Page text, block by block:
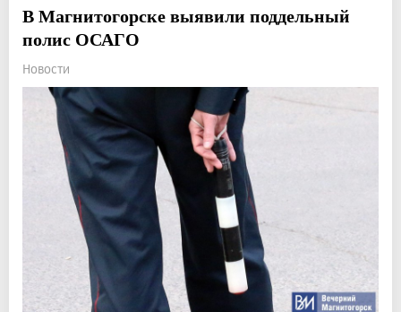
В Магнитогорске выявили поддельный
полис ОСАГО
Новости